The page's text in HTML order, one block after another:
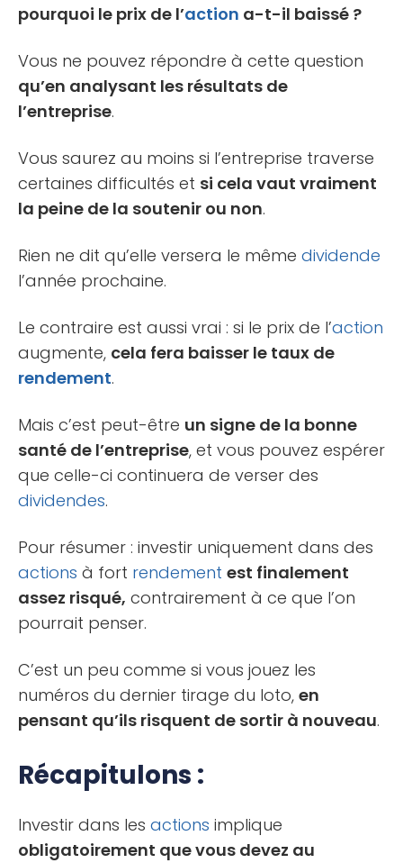
pourquoi le prix de l’action a-t-il baissé ?
Vous ne pouvez répondre à cette question
qu’en analysant les résultats de
l’entreprise.
Vous saurez au moins si l’entreprise traverse
certaines difficultés et si cela vaut vraiment
la peine de la soutenir ou non.
Rien ne dit qu’elle versera le même dividende
l’année prochaine.
Le contraire est aussi vrai : si le prix de l’action
augmente, cela fera baisser le taux de
rendement.
Mais c’est peut-être un signe de la bonne
santé de l’entreprise, et vous pouvez espérer
que celle-ci continuera de verser des
dividendes.
Pour résumer : investir uniquement dans des
actions à fort rendement est finalement
assez risqué, contrairement à ce que l’on
pourrait penser.
C’est un peu comme si vous jouez les
numéros du dernier tirage du loto, en
pensant qu’ils risquent de sortir à nouveau.
Récapitulons :
Investir dans les actions implique
obligatoirement que vous devez au